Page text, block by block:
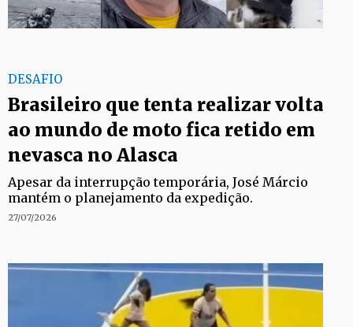
DESAFIO
Brasileiro que tenta realizar volta
ao mundo de moto fica retido em
nevasca no Alasca
Apesar da interrupção temporária, José Márcio
mantém o planejamento da expedição.
27/07/2026